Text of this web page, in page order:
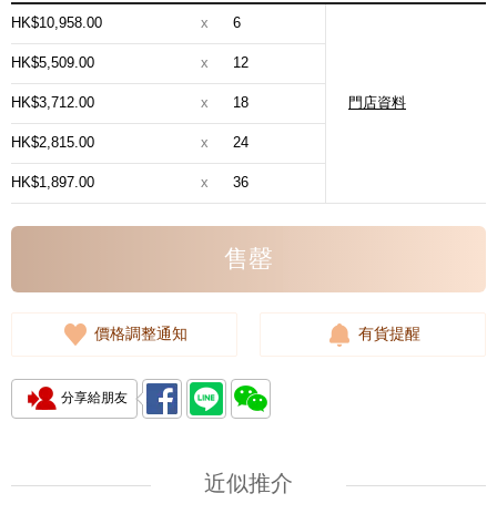
HK$10,958.00 x 6
門店資料
HK$5,509.00 x 12
HK$3,712.00 x 18
HK$2,815.00 x 24
HK$1,897.00 x 36
售罄
價格調整通知 有貨提醒
分享給朋友
近似推介